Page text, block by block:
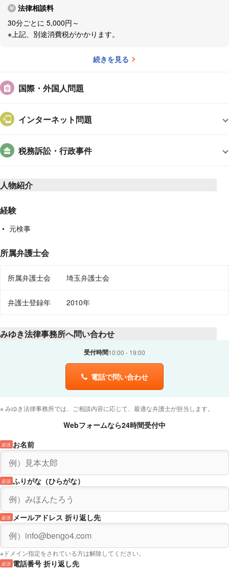
法律相談料
30分ごとに 5,000円～
※上記、別途消費税がかかります。
続きを見る
国際・外国人問題
インターネット問題
税務訴訟・行政事件
人物紹介
経験
元検事
所属弁護士会
所属弁護士会 埼玉弁護士会
弁護士登録年 2010年
みゆき法律事務所へ問い合わせ
受付時間10:00 19:00
電話で問い合わせ
みゆき法律事務所では、ご相談内容に応じて、最適な弁護士が担当します。
Webフォームなら24時間受付中
お名前
必須
ふりがな（ひらがな）
必須
メールアドレス 折り返し先
必須
※ドメイン指定をされている方は解除してください。
電話番号 折り返し先
必須